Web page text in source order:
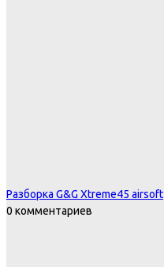
Разборка G&G Xtreme45 airsoft
0 комментариев